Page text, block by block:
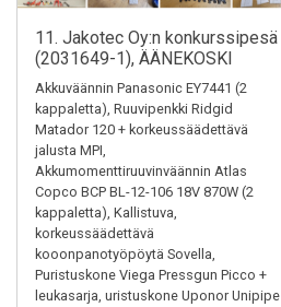
11. Jakotec Oy:n konkurssipesä
(2031649-1), ÄÄNEKOSKI
Akkuväännin Panasonic EY7441 (2
kappaletta), Ruuvipenkki Ridgid
Matador 120 + korkeussäädettävä
jalusta MPI,
Akkumomenttiruuvinväännin Atlas
Copco BCP BL-12-106 18V 870W (2
kappaletta), Kallistuva,
korkeussäädettävä
kooonpanotyöpöytä Sovella,
Puristuskone Viega Pressgun Picco +
leukasarja, uristuskone Uponor Unipipe